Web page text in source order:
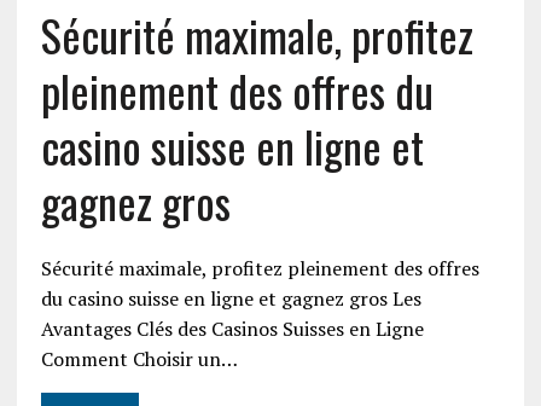
Sécurité maximale, profitez
pleinement des offres du
casino suisse en ligne et
gagnez gros
Sécurité maximale, profitez pleinement des offres
du casino suisse en ligne et gagnez gros Les
Avantages Clés des Casinos Suisses en Ligne
Comment Choisir un…